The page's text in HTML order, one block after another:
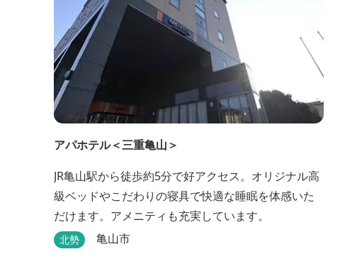
アパホテル＜三重亀山＞
JR亀山駅から徒歩約5分で好アクセス。オリジナル高
級ベッドやこだわりの寝具で快適な睡眠を体感いた
だけます。アメニティも充実しています。
北勢 亀山市